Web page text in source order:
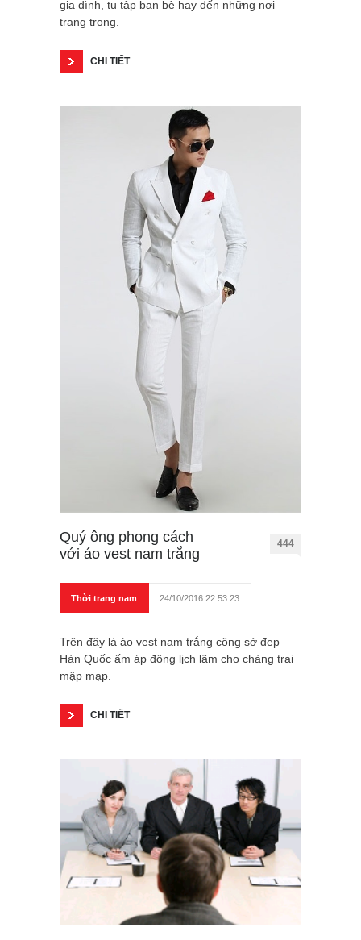
gia đình, tụ tập bạn bè hay đến những nơi
trang trọng.
CHI TIẾT
Quý ông phong cách
với áo vest nam trắng
444
Thời trang nam 24/10/2016 22:53:23
Trên đây là áo vest nam trắng công sở đẹp
Hàn Quốc ấm áp đông lịch lãm cho chàng trai
mập mạp.
CHI TIẾT